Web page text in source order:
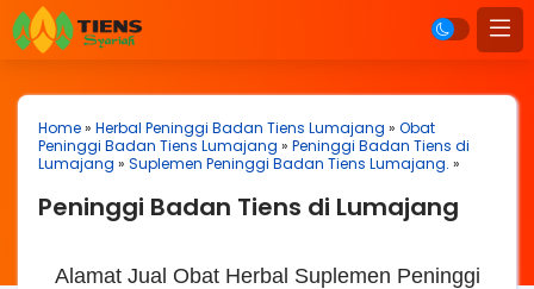
Home» Herbal Peninggi Badan Tiens Lumajang » Obat
Peninggi Badan Tiens Lumajang » Peninggi Badan Tiens di
Lumajang » Suplemen Peninggi Badan Tiens Lumajang. »
Peninggi Badan Tiens di Lumajang
Alamat Jual Obat Herbal Suplemen Peninggi